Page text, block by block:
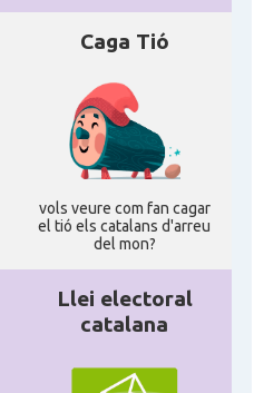
Caga Tió
vols veure com fan cagar
el tió els catalans d'arreu
del mon?
Llei electoral
catalana